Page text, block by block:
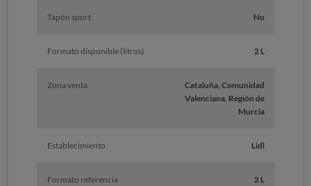
Tapón sport No
Formato disponible (litros) 2 L
Zona venta
Cataluña, Comunidad
Valenciana, Región de
Murcia
Establecimiento Lidl
Formato referencia 2 L